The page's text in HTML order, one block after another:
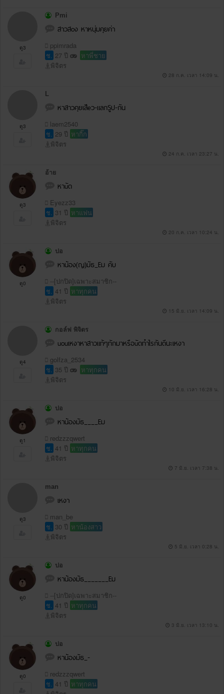
ดู3
Pmi
สาวสoง หาหนุ่มคุยค่า
ppimrada
ช. 27 ปี
หาพี่ชาย
พิจิตร
28 ก.ค. เวลา 14:09 น.
ดู3
หาสาวคุยเสีeว-แลกSูป-กัน
laem2540
ช. 29 ปี หากิ๊ก
พิจิตร
24 ก.ค. เวลา 23:27 น.
ดู3
อ้าย
หาuัด
Eyezz33
ช. 31 ปี หาแฟน
พิจิตร
20 ก.ค. เวลา 10:24 น.
ดู0
ปอ
หาน้อง(ญ)มัธ_Eม คับ
--[ปกปิด]เฉพาะสมาชิก--
ช. 41 ปี หาทุกคน
พิจิตร
15 มิ.ย. เวลา 14:09 น.
ดู4
กอล์ฟ พิจิตร
uouเหงาหาสาวแท้ๆทักมาหรือuัดทำไรกันดีนะเหงา
golfza_2534
ช. 35 ปี
หาทุกคน
พิจิตร
10 มิ.ย. เวลา 16:28 น.
ดู1
ปอ
หาน้องมัธ____Eม
redzzzqwert
ช. 41 ปี หาทุกคน
พิจิตร
7 มิ.ย. เวลา 7:38 น.
ดู3
man
เหงา
man_be
ช. 30 ปี หาน้องสาว
พิจิตร
5 มิ.ย. เวลา 0:28 น.
ดู0
ปอ
หาน้องมัธ_______Eม
--[ปกปิด]เฉพาะสมาชิก--
ช. 41 ปี หาทุกคน
พิจิตร
3 มิ.ย. เวลา 13:10 น.
ดู0
ปอ
หาน้องมัธ_-
redzzzqwert
ช. 41 ปี หาทุกคน